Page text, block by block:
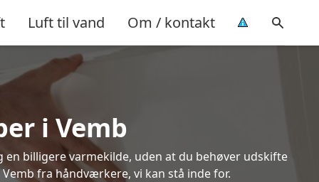
Luft til vand Om / kontakt
i Vemb
billigere varmekilde, uden at du behøver udskifte
fra håndværkere, vi kan stå inde for.